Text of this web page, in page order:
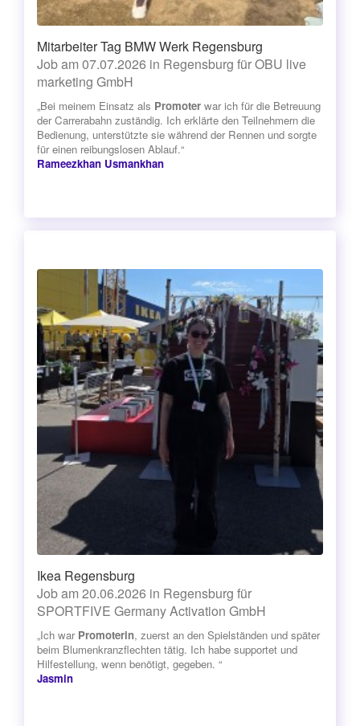
Mitarbeiter Tag BMW Werk Regensburg
Job am 07.07.2026 in Regensburg für OBU live
marketing GmbH
„Bei meinem Einsatz als Promoter war ich für die Betreuung
der Carrerabahn zuständig. Ich erklärte den Teilnehmern die
Bedienung, unterstützte sie während der Rennen und sorgte
für einen reibungslosen Ablauf.“
Rameezkhan Usmankhan
Ikea Regensburg
Job am 20.06.2026 in Regensburg für
SPORTFIVE Germany Activation GmbH
„Ich war Promoterin, zuerst an den Spielständen und später
beim Blumenkranzflechten tätig. Ich habe supportet und
Hilfestellung, wenn benötigt, gegeben. “
Jasmin